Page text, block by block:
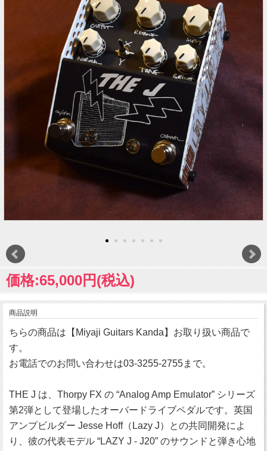
価格:65,000円(税込)
商品説明
ちらの商品は【Miyaji Guitars Kanda】お取り扱い商品で
す。
お電話でのお問い合わせは03-3255-2755まで。
THE J は、Thorpy FX の “Analog Amp Emulator” シリーズ
第2弾として登場したオーバードライブペダルです。英国
アンプビルダー Jesse Hoff（Lazy J）との共同開発によ
り、彼の代表モデル “LAZY J - J20” のサウンドと弾き心地